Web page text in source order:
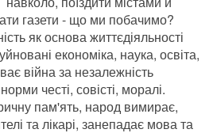
газети - що ми побачимо?
як основа життєдіяльності
економіка, наука, освіта,
війна за незалежність
честі, совісті, моралі.
пам'ять, народ вимирає,
та лікарі, занепадає мова та